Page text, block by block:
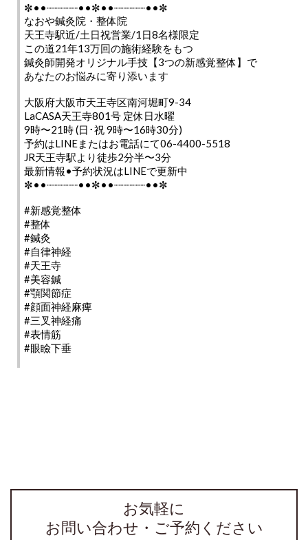
✼••┈┈┈┈┈••✼••┈┈┈┈┈••✼
なおや鍼灸院・整体院
天王寺駅近/土日祝営業/1日8名様限定
この道21年13万回の施術経験をもつ
鍼灸師開発オリジナル手技【3つの新感覚整体】で
あなたのお悩みに寄り添います
大阪府大阪市天王寺区南河堀町9-34
LaCASA天王寺801号 定休日水曜
9時〜21時 (日･祝 9時〜16時30分)
予約はLINEまたはお電話にて06-4400-5518
JR天王寺駅より徒歩2分半〜3分
最新情報•予約状況はLINEで更新中
✼••┈┈┈┈┈••✼••┈┈┈┈┈••✼
#新感覚整体
#整体
#鍼灸
#自律神経
#天王寺
#美容鍼
#顎関節症
#顔面神経麻痺
#三叉神経痛
#表情筋
#眼瞼下垂
お気軽に
お問い合わせ・ご予約ください